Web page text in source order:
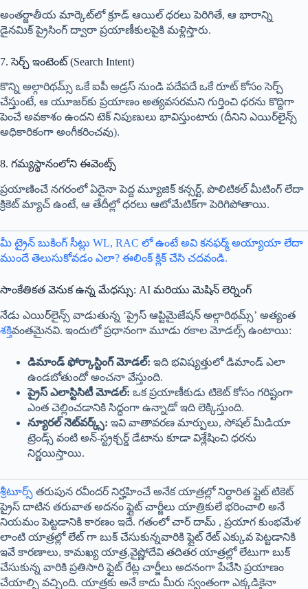
అంతర్జాతీయ మార్కెట్‌లో క్రూడ్ ఆయిల్ ధరలు పెరిగితే, ఆ భారాన్ని
డైనమిక్ ప్రైసింగ్ ద్వారా ప్రయాణీకులపైకి మళ్లిస్తారు.
7. సెర్చ్ ఇంటెంట్ (Search Intent)
కొన్ని అల్గారిథమ్స్ ఒకే ఐపీ అడ్రస్ నుండి పదేపదే ఒకే రూట్ కోసం సెర్చ్
చేస్తుంటే, ఆ యూజర్‌కు ప్రయాణం అత్యవసరమని గుర్తించి ధరను కొద్దిగా
పెంచే అవకాశం ఉందని టెక్ నిపుణులు భావిస్తుంటారు (దీనిని ఎయిర్‌లైన్స్
అధికారికంగా అంగీకరించవు).
8. గమ్యస్థానంలోని ఈవెంట్స్
ప్రయాణించే నగరంలో ఏదైనా పెద్ద మ్యూజిక్ కన్సర్ట్, పొలిటికల్ మీటింగ్ లేదా
క్రికెట్ మ్యాచ్ ఉంటే, ఆ తేదీల్లో ధరలు ఆటోమేటిక్‌గా పెరిగిపోతాయి.
మీ ట్రైన్ బుకింగ్ సీట్లు WL, RAC లో ఉంటే అవి కనఫర్మ్ అయ్యాయా లేదా
ముందే తెలుసుకోవడం ఎలా? ఈలింక్ క్లిక్ చేసి చదవండి.
సాంకేతికత వెనుక ఉన్న మేధస్సు: AI మరియు మెషిన్ లెర్నింగ్
నేడు ఎయిర్‌లైన్స్ వాడుతున్న ‘ప్రైస్ ఆప్టిమైజేషన్ అల్గారిథమ్స్’ అత్యంత
శక్తివంతమైనవి. ఇందులో ప్రధానంగా మూడు రకాల మోడల్స్ ఉంటాయి:
డిమాండ్ ఫోర్కాస్టింగ్ మోడల్: ఇది భవిష్యత్తులో డిమాండ్ ఎలా
ఉండబోతుందో అంచనా వేస్తుంది.
ప్రైస్ ఎలాస్టిసిటీ మోడల్: ఒక ప్రయాణీకుడు టికెట్ కోసం గరిష్టంగా
ఎంత చెల్లించడానికి సిద్ధంగా ఉన్నాడో ఇది లెక్కిస్తుంది.
న్యూరల్ నెట్‌వర్క్స్: ఇవి వాతావరణ మార్పులు, సోషల్ మీడియా
ట్రెండ్స్ వంటి అన్-స్ట్రక్చర్డ్ డేటాను కూడా విశ్లేషించి ధరను
నిర్ణయిస్తాయి.
శ్రీటూర్స్ తరుపున రవీందర్ నిర్హహించే అనేక యాత్రల్లో నిర్దారిత ఫ్లైట్ టికెట్
ప్రైస్ దాటిన తరువాత అదనం ఫ్లైట్ చార్జీలు యాత్రికులే భరించాలి అనే
నియమం పెట్టడానికి కారణం ఇదే. గతంలో చార్ దామ్ , ప్రయాగ కుంభమేళ
లాంటి యాత్రల్లో లేట్ గా బుక్ చేసుకున్నవారికి ఫ్లైట్ రేట్ ఎక్కువ పెట్టడానికి
ఇవే కారణాలు, కామఖ్య యాత్ర,వైష్ణోదేవి తదితర యాత్రల్లో లేటుగా బుక్
చేసుకున్న వారికి ప్రతిసారి ఫ్లైట్ రేట్ల చార్జీలు అదనంగా పేచేసి ప్రయాణం
చేయాల్సి వచ్చింది. యాత్రకు అనే కాదు మీరు స్వంతంగా ఎక్కడికైనా